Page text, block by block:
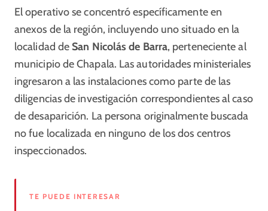
El operativo se concentró específicamente en
anexos de la región, incluyendo uno situado en la
localidad de San Nicolás de Barra, perteneciente al
municipio de Chapala. Las autoridades ministeriales
ingresaron a las instalaciones como parte de las
diligencias de investigación correspondientes al caso
de desaparición. La persona originalmente buscada
no fue localizada en ninguno de los dos centros
inspeccionados.
TE PUEDE INTERESAR